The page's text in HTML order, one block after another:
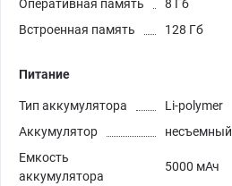
Оперативная память
8 Гб
Встроенная память
128 Гб
Питание
Тип аккумулятора
Li-polymer
Аккумулятор
несъемный
Емкость
аккумулятора
5000 мАч